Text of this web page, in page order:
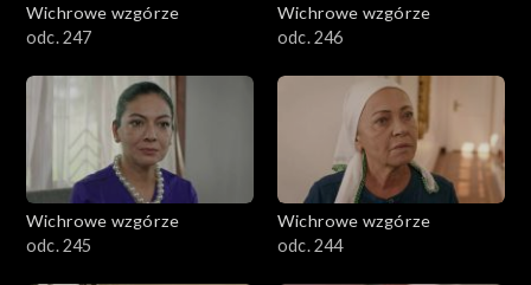
Wichrowe wzgórze
odc. 247
Wichrowe wzgórze
odc. 246
Wichrowe wzgórze
odc. 245
Wichrowe wzgórze
odc. 244